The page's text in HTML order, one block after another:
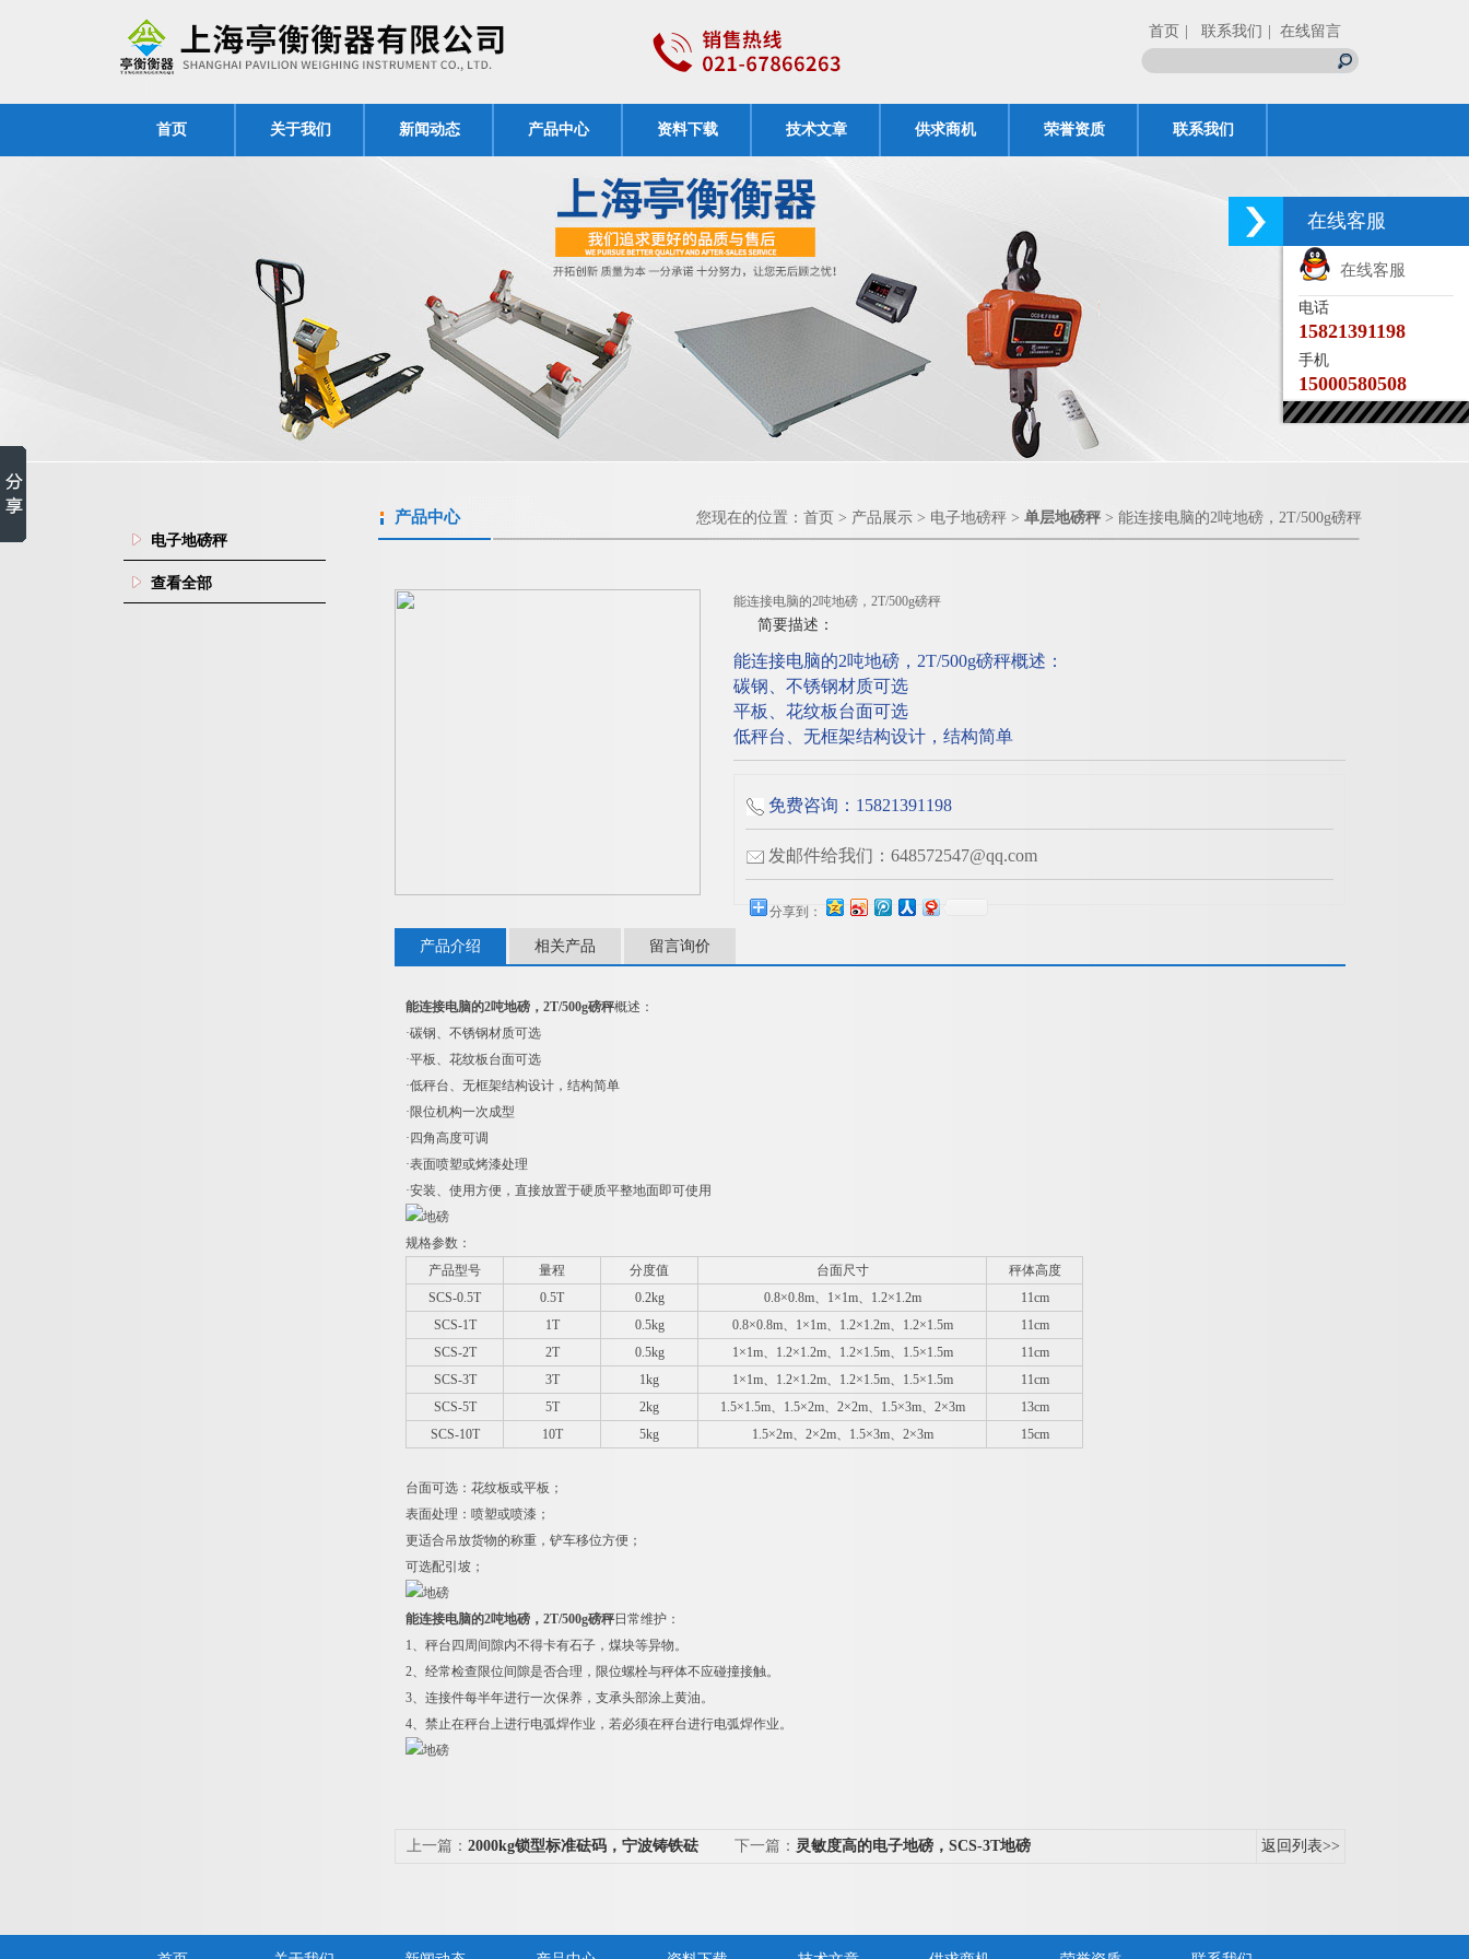
首页 | 联系我们 | 在线留言
首页 关于我们 新闻动态 产品中心 资料下载 技术文章 供求商机 荣誉资质 联系我们
电子地磅秤
查看全部
产品中心 您现在的位置： 首页 > 产品展示 > 电子地磅秤 > 单层地磅秤 > 能连接电脑的2吨地磅，2T/500g磅秤
能连接电脑的2吨地磅，2T/500g磅秤
简要描述：
能连接电脑的2吨地磅，2T/500g磅秤概述：
碳钢、不锈钢材质可选
平板、花纹板台面可选
低秤台、无框架结构设计，结构简单
免费咨询：15821391198
发邮件给我们：648572547@qq.com
分享到：
产品介绍 相关产品 留言询价
能连接电脑的2吨地磅，2T/500g磅秤概述：
·碳钢、不锈钢材质可选
·平板、花纹板台面可选
·低秤台、无框架结构设计，结构简单
·限位机构一次成型
·四角高度可调
·表面喷塑或烤漆处理
·安装、使用方便，直接放置于硬质平整地面即可使用
规格参数：
产品型号
量程 分度值 台面尺寸
秤体高度
SCS-0.5T
0.5T 0.2kg 0.8×0.8m、1×1m、1.2×1.2m
11cm
SCS-1T
1T 0.5kg 0.8×0.8m、1×1m、1.2×1.2m、1.2×1.5m
11cm
SCS-2T
2T 0.5kg 1×1m、1.2×1.2m、1.2×1.5m、1.5×1.5m
11cm
SCS-3T
3T 1kg 1×1m、1.2×1.2m、1.2×1.5m、1.5×1.5m
11cm
SCS-5T
5T 2kg 1.5×1.5m、1.5×2m、2×2m、1.5×3m、2×3m
13cm
SCS-10T
10T 5kg 1.5×2m、2×2m、1.5×3m、2×3m 15cm
台面可选：花纹板或平板；
表面处理：喷塑或喷漆；
更适合吊放货物的称重，铲车移位方便；
可选配引坡；
能连接电脑的2吨地磅，2T/500g磅秤日常维护：
1、秤台四周间隙内不得卡有石子，煤块等异物。
2、经常检查限位间隙是否合理，限位螺栓与秤体不应碰撞接触。
3、连接件每半年进行一次保养，支承头部涂上黄油。
4、禁止在秤台上进行电弧焊作业，若必须在秤台进行电弧焊作业。
上一篇： 2000kg锁型标准砝码，宁波铸铁砝
下一篇： 灵敏度高的电子地磅，SCS-3T地磅
返回列表>>
在线客服
在线客服
电话
15821391198
手机
15000580508